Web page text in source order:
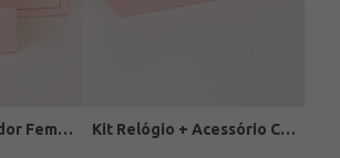
Relógio Mini Condor Feminino DOURADO Kit Relógio + Acessório Condor Feminino DOURADO